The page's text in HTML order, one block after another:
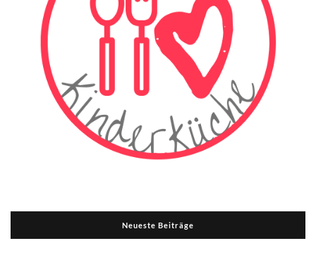
Neueste Beiträge